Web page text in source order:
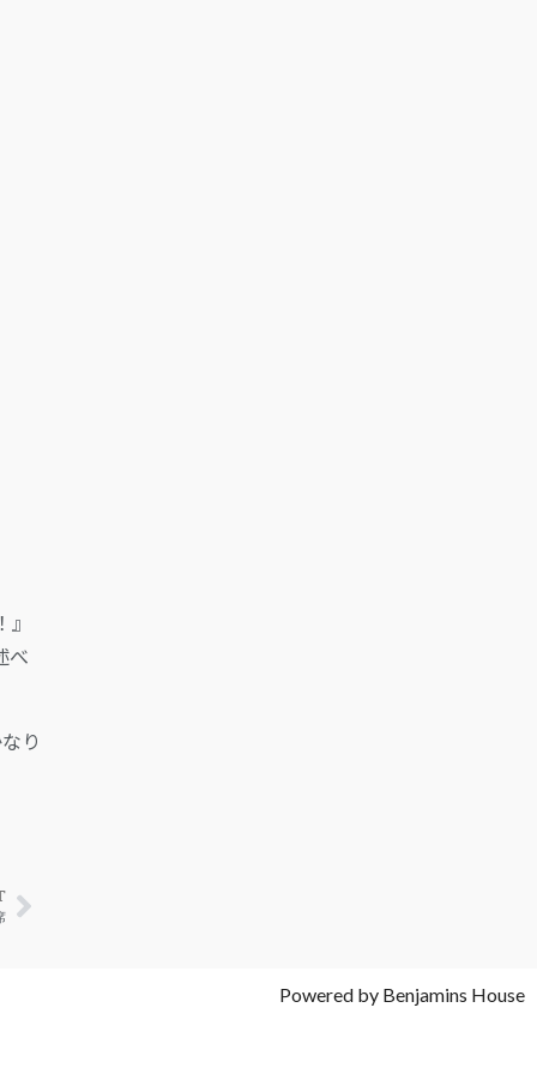
べ
り
Powered by Benjamins House